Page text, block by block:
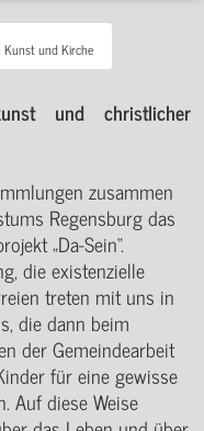
Kunst und Kirche
und christlicher
zusammen
Regensburg das
„Da-Sein“.
die existenzielle
treten mit uns in
die dann beim
der Gemeindearbeit
für eine gewisse
Auf diese Weise